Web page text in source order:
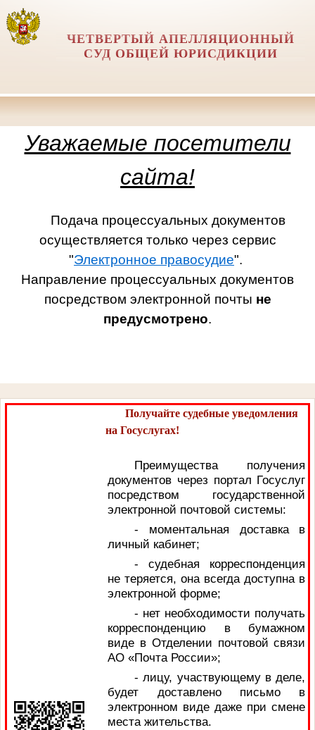
ЧЕТВЕРТЫЙ АПЕЛЛЯЦИОННЫЙ
СУД ОБЩЕЙ ЮРИСДИКЦИИ
Уважаемые посетители
сайта!
Подача процессуальных документов
осуществляется только через сервис
"Электронное правосудие".
Направление процессуальных документов
посредством электронной почты не
предусмотрено.
Получайте судебные уведомления
на Госуслугах!
Преимущества получения
документов через портал Госуслуг
посредством государственной
электронной почтовой системы:
- моментальная доставка в
личный кабинет;
- судебная корреспонденция
не теряется, она всегда доступна в
электронной форме;
- нет необходимости получать
корреспонденцию в бумажном
виде в Отделении почтовой связи
АО «Почта России»;
- лицу, участвующему в деле,
будет доставлено письмо в
электронном виде даже при смене
места жительства.